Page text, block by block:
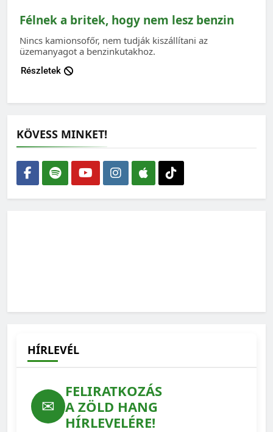
Félnek a britek, hogy nem lesz benzin
Nincs kamionsofőr, nem tudják kiszállítani az
üzemanyagot a benzinkutakhoz.
Részletek
KÖVESS MINKET!
HÍRLEVÉL
✉
FELIRATKOZÁS
A ZÖLD HANG
HÍRLEVELÉRE!